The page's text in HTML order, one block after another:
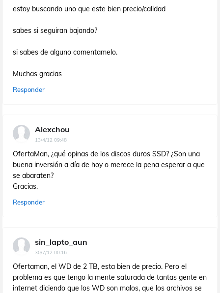
estoy buscando uno que este bien precio/calidad
sabes si seguiran bajando?
si sabes de alguno comentamelo.
Muchas gracias
Responder
Alexchou
13/4/12 09:48
OfertaMan, ¿qué opinas de los discos duros SSD? ¿Son una
buena inversión a día de hoy o merece la pena esperar a que
se abaraten?
Gracias.
Responder
sin_lapto_aun
30/7/12 00:16
Ofertaman, el WD de 2 TB, esta bien de precio. Pero el
problema es que tengo la mente saturada de tantas gente en
internet diciendo que los WD son malos, que los archivos se